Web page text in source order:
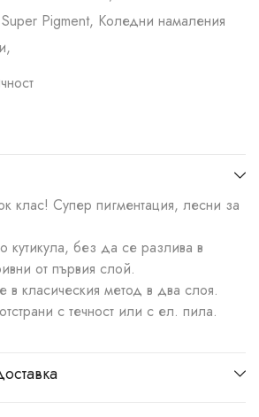
Pigment, Коледни намаления
клас! Супер пигментация, лесни за
кутикула, без да се разлива в
от първия слой.
в класическия метод в два слоя.
с течност или с ел. пила.